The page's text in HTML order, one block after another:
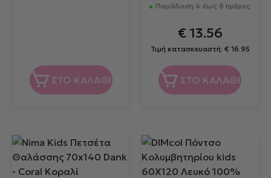
ΣΤΟ ΚΑΛΑΘΙ
Παράδοση 4 έως 6 ημέρες
€13.56
Τιμή κατασκευαστή: € 16.95
ΣΤΟ ΚΑΛΑΘΙ